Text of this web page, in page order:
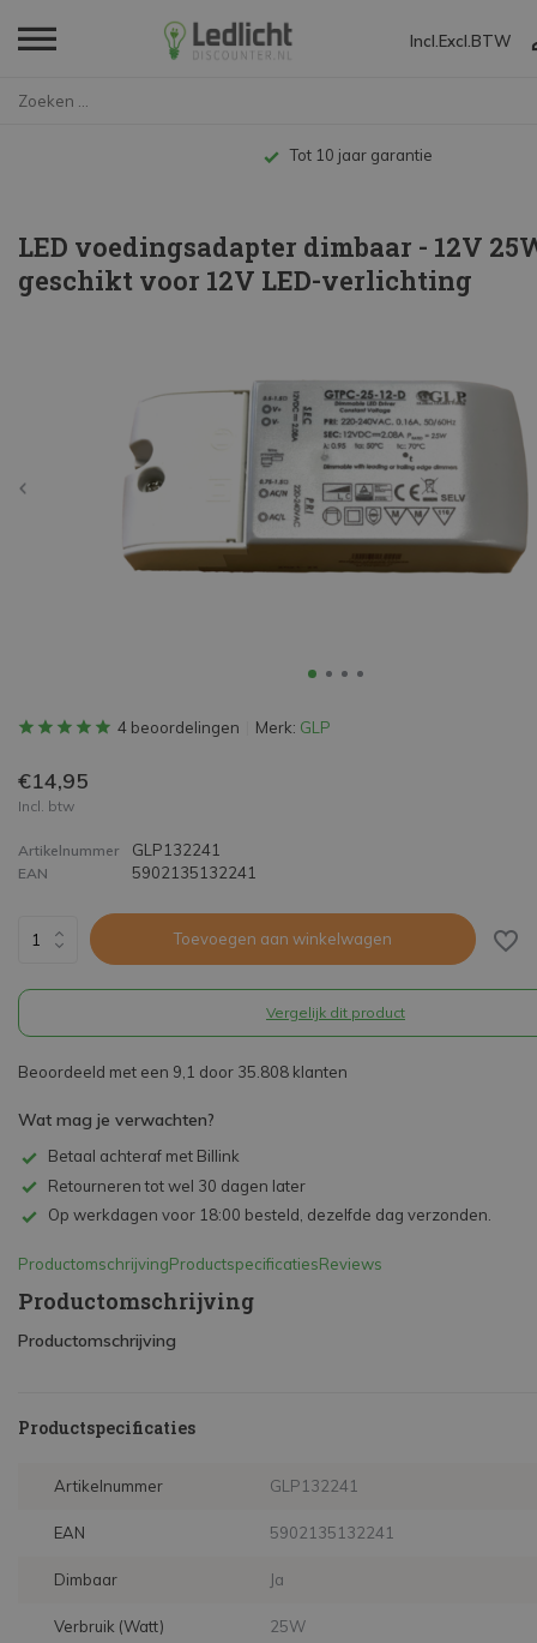
Incl. Excl. BTW
Tot 10 jaar garantie
LED voedingsadapter dimbaar - 12V
geschikt voor 12V LED-verlichting
4 beoordelingen Merk: GLP
€14,95
Incl. btw
Artikelnummer GLP132241
EAN 5902135132241
Toevoegen aan winkelwagen
Vergelijk dit product
Beoordeeld met een 9,1 door 35.808 klanten
Wat mag je verwachten?
Betaal achteraf met Billink
Retourneren tot wel 30 dagen later
Op werkdagen voor 18:00 besteld, dezelfde dag verzonden.
ProductomschrijvingProductspecificatiesReviews
Productomschrijving
Productomschrijving
Productspecificaties
Artikelnummer GLP132241
EAN 5902135132241
Dimbaar Ja
Verbruik (Watt) 25W